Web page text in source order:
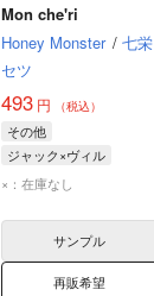
Mon che'ri
Honey Monster / 七栄
セツ
493 円 （税込）
その他
ジャック×ヴィル
ヴィル・シェーンハイト
×：在庫なし
サンプル
再販希望